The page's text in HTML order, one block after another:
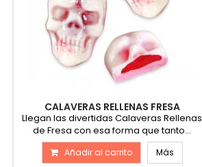
CALAVERAS RELLENAS FRESA
Llegan las divertidas Calaveras Rellenas
de Fresa con esa forma que tanto...
Añadir al carrito Más